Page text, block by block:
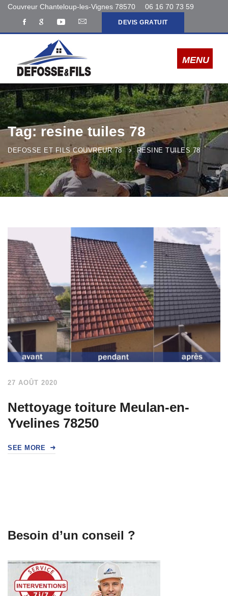
Couvreur Chanteloup-les-Vignes 78570 06 16 70 73 59
DEVIS GRATUIT
Tag: resine tuiles 78
DEFOSSE ET FILS COUVREUR 78 RESINE TUILES 78
27 AOÛT 2020
Nettoyage toiture Meulan-en-
Yvelines 78250
SEE MORE
Besoin d’un conseil ?